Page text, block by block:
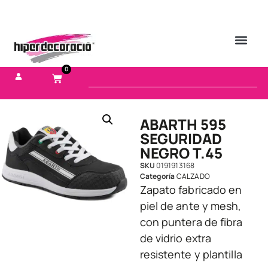
0
ABARTH 595
SEGURIDAD
NEGRO T.45
SKU0191913168
CategoríaCALZADO
Zapato fabricado en
piel de ante y mesh,
con puntera de fibra
de vidrio extra
resistente y plantilla